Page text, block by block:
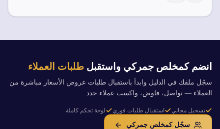
انضم كمخلص جمركي واستقبل طلبات العملاء
سجّل ملفك في الدليل وابدأ باستقبال طلبات عروض الأسعار مباشرة من
العملاء — تواصل، فاوض، واكسب عملاء جدد.
تسجيل مجاني استقبال طلبات فوري لوحة تحكم كاملة
سجّل كمخلص جمركي